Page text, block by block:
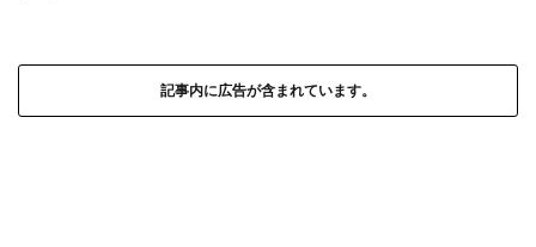
記事内に広告が含まれています。